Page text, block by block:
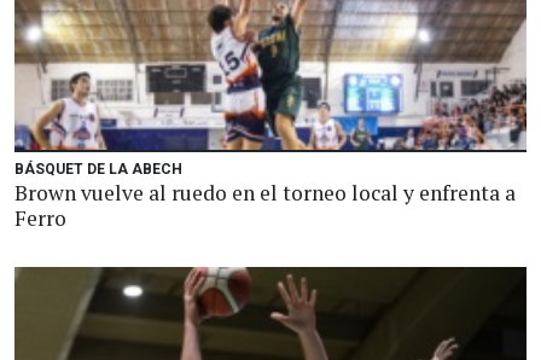
BÁSQUET DE LA ABECH
Brown vuelve al ruedo en el torneo local y enfrenta a
Ferro